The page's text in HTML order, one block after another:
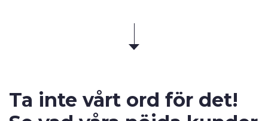
Ta inte vårt ord för det!